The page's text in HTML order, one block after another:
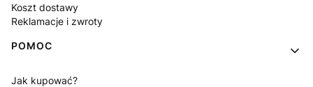
Koszt dostawy
Reklamacje i zwroty
POMOC
Jak kupować?